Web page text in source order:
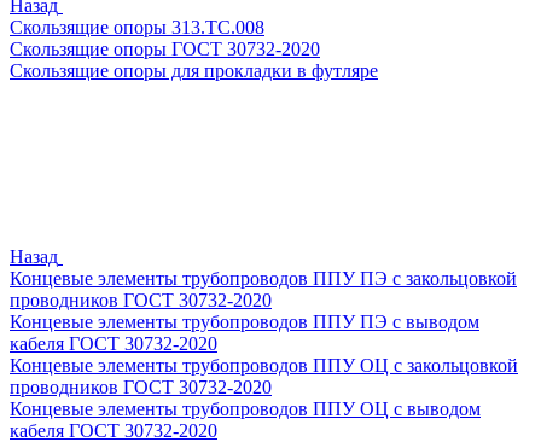
Назад
Скользящие опоры 313.ТС.008
Скользящие опоры ГОСТ 30732-2020
Скользящие опоры для прокладки в футляре
Назад
Концевые элементы трубопроводов ППУ ПЭ с закольцовкой
проводников ГОСТ 30732-2020
Концевые элементы трубопроводов ППУ ПЭ с выводом
кабеля ГОСТ 30732-2020
Концевые элементы трубопроводов ППУ ОЦ с закольцовкой
проводников ГОСТ 30732-2020
Концевые элементы трубопроводов ППУ ОЦ с выводом
кабеля ГОСТ 30732-2020